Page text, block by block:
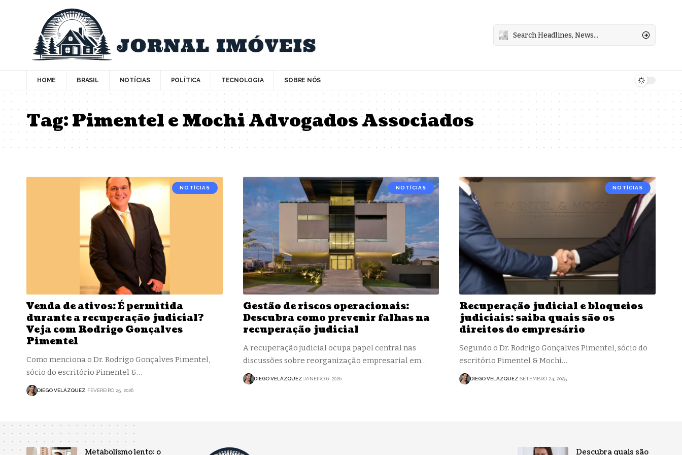
HOME BRASIL NOTÍCIAS POLÍTICA TECNOLOGIA SOBRE NÓS
Tag:Pimentel e Mochi Advogados Associados
NOTÍCIAS
Venda de ativos: É permitida
durante a recuperação judicial?
Veja com Rodrigo Gonçalves
Pimentel
Como menciona o Dr. Rodrigo Gonçalves Pimentel,
sócio do escritório Pimentel &…
DIEGO VELÁZQUEZ FEVEREIRO 25, 2026
NOTÍCIAS
Gestão de riscos operacionais:
Descubra como prevenir falhas na
recuperação judicial
A recuperação judicial ocupa papel central nas
discussões sobre reorganização empresarial em…
DIEGO VELÁZQUEZ JANEIRO 6, 2026
NOTÍCIAS
Recuperação judicial e bloqueios
judiciais: saiba quais são os
direitos do empresário
Segundo o Dr. Rodrigo Gonçalves Pimentel, sócio do
escritório Pimentel & Mochi…
DIEGO VELÁZQUEZ SETEMBRO 24, 2025
Metabolismo lento: o Descubra quais são